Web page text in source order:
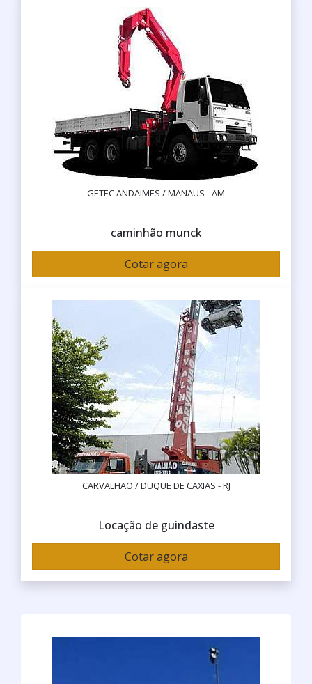
GETEC ANDAIMES / MANAUS - AM
caminhão munck
Cotar agora
CARVALHAO / DUQUE DE CAXIAS - RJ
Locação de guindaste
Cotar agora